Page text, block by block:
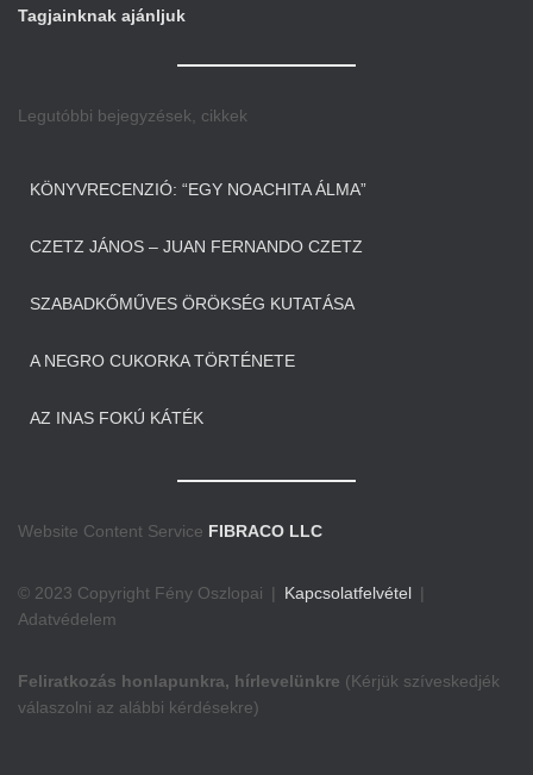
Tagjainknak ajánljuk
Legutóbbi bejegyzések, cikkek
KÖNYVRECENZIÓ: “EGY NOACHITA ÁLMA”
CZETZ JÁNOS – JUAN FERNANDO CZETZ
SZABADKŐMŰVES ÖRÖKSÉG KUTATÁSA
A NEGRO CUKORKA TÖRTÉNETE
AZ INAS FOKÚ KÁTÉK
Website Content Service FIBRACO LLC
© 2023 Copyright Fény Oszlopai | Kapcsolatfelvétel |
Adatvédelem
Feliratkozás honlapunkra, hírlevelünkre (Kérjük szíveskedjék
válaszolni az alábbi kérdésekre)